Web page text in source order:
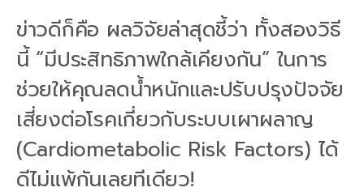
ข่าวดีก็คือ ผลวิจัยล่าสุดชี้ว่า ทั้งสองวิธี
นี้ “มีประสิทธิภาพใกล้เคียงกัน” ในการ
ช่วยให้คุณลดน้ำหนักและปรับปรุงปัจจัย
เสี่ยงต่อโรคเกี่ยวกับระบบเผาผลาญ
(Cardiometabolic Risk Factors) ได้
ดีไม่แพ้กันเลยทีเดียว!